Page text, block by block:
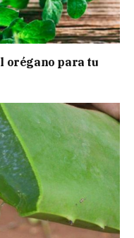
orégano para tu